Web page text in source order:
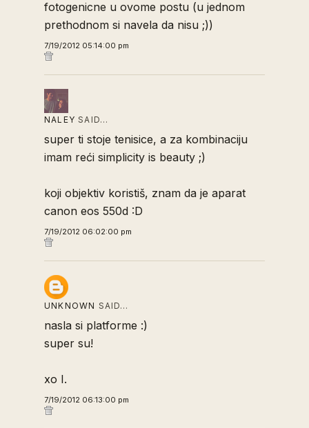
fotogenicne u ovome postu (u jednom
prethodnom si navela da nisu ;))
7/19/2012 05:14:00 pm
NALEY SAID…
super ti stoje tenisice, a za kombinaciju
imam reći simplicity is beauty ;)
koji objektiv koristiš, znam da je aparat
canon eos 550d :D
7/19/2012 06:02:00 pm
UNKNOWN SAID…
nasla si platforme :)
super su!
xo I.
7/19/2012 06:13:00 pm